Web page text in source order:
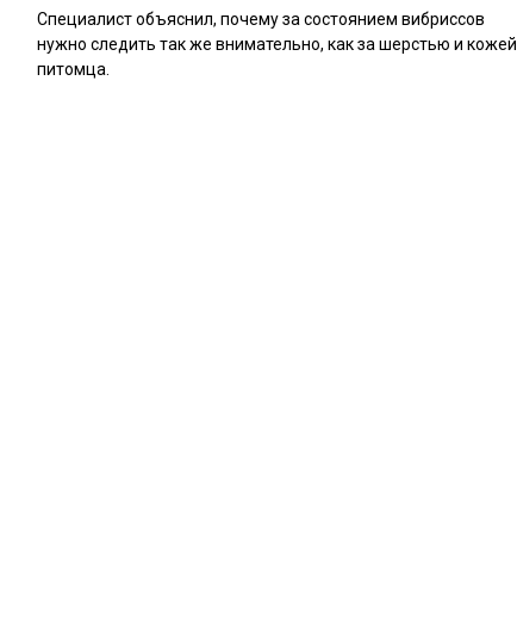
Специалист объяснил, почему за состоянием вибриссов
нужно следить так же внимательно, как за шерстью и кожей
питомца.